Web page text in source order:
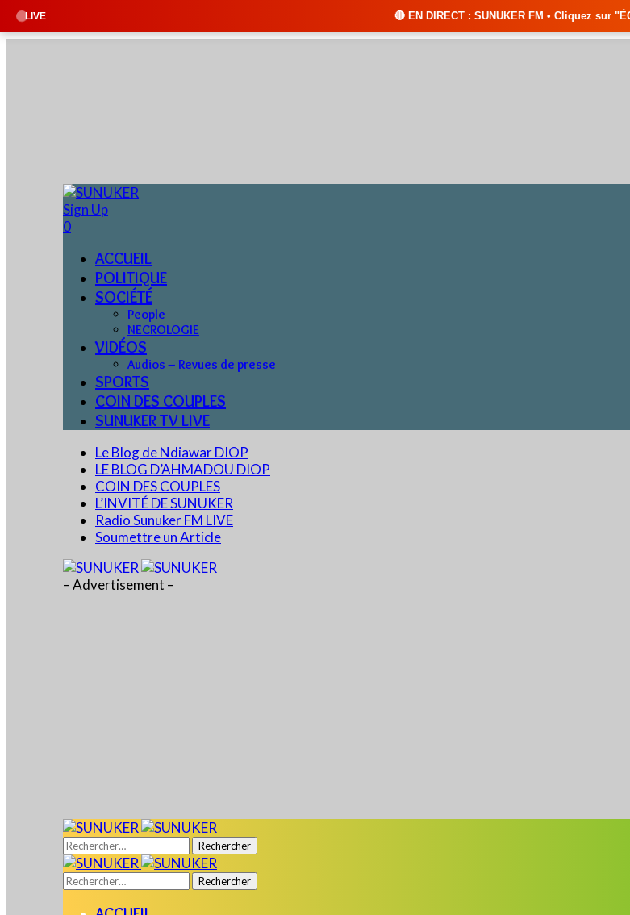
LIVE 🔴 EN DIRECT : SUNUKER FM • Cliquez sur "ÉCOUTER EN
Sign Up
0
ACCUEIL
POLITIQUE
SOCIÉTÉ
People
NECROLOGIE
VIDÉOS
Audios – Revues de presse
SPORTS
COIN DES COUPLES
SUNUKER TV LIVE
Le Blog de Ndiawar DIOP
LE BLOG D’AHMADOU DIOP
COIN DES COUPLES
L’INVITÉ DE SUNUKER
Radio Sunuker FM LIVE
Soumettre un Article
– Advertisement –
Rechercher :
Rechercher :